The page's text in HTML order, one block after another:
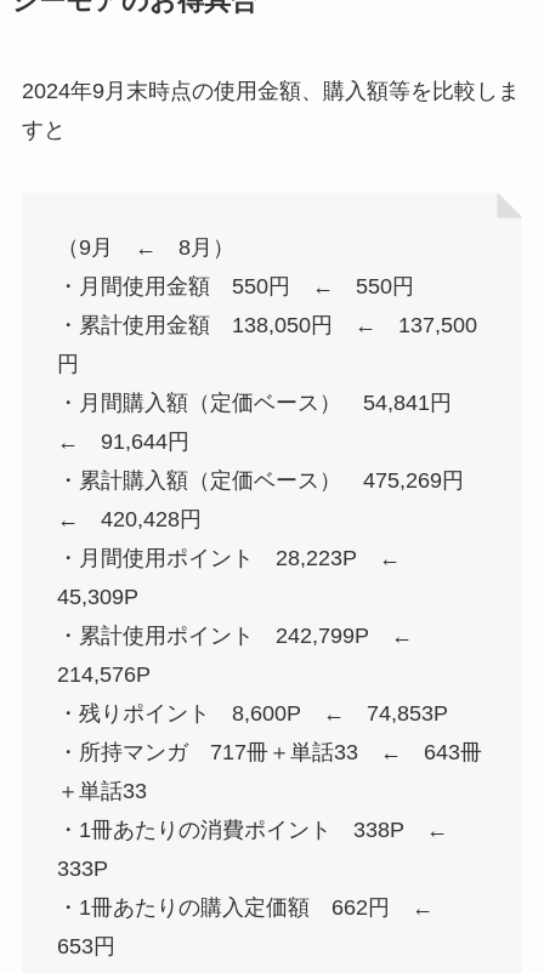
2024年9月末時点の使用金額、購入額等を比較しま
すと
（9月 ← 8月）
・月間使用金額 550円 ← 550円
・累計使用金額 138,050円 ← 137,500
円
・月間購入額（定価ベース） 54,841円
← 91,644円
・累計購入額（定価ベース） 475,269円
← 420,428円
・月間使用ポイント 28,223P ←
45,309P
・累計使用ポイント 242,799P ←
214,576P
・残りポイント 8,600P ← 74,853P
・所持マンガ 717冊＋単話33 ← 643冊
＋単話33
・1冊あたりの消費ポイント 338P ←
333P
・1冊あたりの購入定価額 662円 ←
653円